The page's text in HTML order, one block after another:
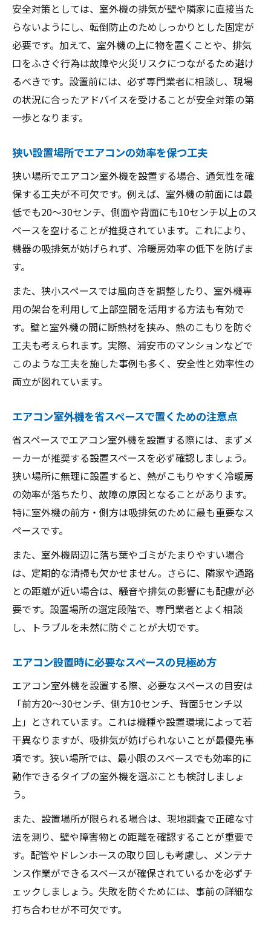
設置場所が限られる場合のエアコン室外機対策
エアコン設置場所が狭い時の現実的な対策
案
室外機の置き場所に困った時のエアコン対
応策
狭小スペース向けエアコン設置工法の基礎
エアコン室外機を無理なく設置する工夫ポ
イント
限られたスペースでエアコンの性能を保つ
方法
エアコンの室外機が置けない時に考えるべき選
択肢
ト
設置不可の場合に検討するエアコンの選択
肢
室外機を置けない時の相談先や解決方法
エアコン設置不可で検討できる代替工法と
は
法
室外機を効率良く使えるエアコン設置のポイン
ト
エアコン室外機の効率を最大化する設置方
法
狭い場所でもエアコンの効果を高める設置
術
エアコンを効率的に使うための室外機位置
選び
設置環境別エアコン効率アップの実践ポイ
ント
室外機の運転効率を左右する設置条件の確
認
狭い住宅でエアコンを快適に使う工夫
エアコン利用時に注意したい室外機の設置
条件
省スペースでもエアコンの快適性を維持す
る方法
方
狭い場所でのエアコン運転時のトラブル予
防策
安全対策としては、室外機の排気が壁や隣家に直接当た
らないようにし、転倒防止のためしっかりとした固定が
必要です。加えて、室外機の上に物を置くことや、排気
口をふさぐ行為は故障や火災リスクにつながるため避け
るべきです。設置前には、必ず専門業者に相談し、現場
の状況に合ったアドバイスを受けることが安全対策の第
一歩となります。
狭い設置場所でエアコンの効率を保つ工夫
狭い場所でエアコン室外機を設置する場合、通気性を確
保する工夫が不可欠です。例えば、室外機の前面には最
低でも20～30センチ、側面や背面にも10センチ以上のス
ペースを空けることが推奨されています。これにより、
機器の吸排気が妨げられず、冷暖房効率の低下を防げま
す。
また、狭小スペースでは風向きを調整したり、室外機専
用の架台を利用して上部空間を活用する方法も有効で
す。壁と室外機の間に断熱材を挟み、熱のこもりを防ぐ
工夫も考えられます。実際、浦安市のマンションなどで
このような工夫を施した事例も多く、安全性と効率性の
両立が図れています。
エアコン室外機を省スペースで置くための注意点
省スペースでエアコン室外機を設置する際には、まずメ
ーカーが推奨する設置スペースを必ず確認しましょう。
狭い場所に無理に設置すると、熱がこもりやすく冷暖房
の効率が落ちたり、故障の原因となることがあります。
特に室外機の前方・側方は吸排気のために最も重要なス
ペースです。
また、室外機周辺に落ち葉やゴミがたまりやすい場合
は、定期的な清掃も欠かせません。さらに、隣家や通路
との距離が近い場合は、騒音や排気の影響にも配慮が必
要です。設置場所の選定段階で、専門業者とよく相談
し、トラブルを未然に防ぐことが大切です。
エアコン設置時に必要なスペースの見極め方
エアコン室外機を設置する際、必要なスペースの目安は
「前方20～30センチ、側方10センチ、背面5センチ以
上」とされています。これは機種や設置環境によって若
干異なりますが、吸排気が妨げられないことが最優先事
項です。狭い場所では、最小限のスペースでも効率的に
動作できるタイプの室外機を選ぶことも検討しましょ
う。
また、設置場所が限られる場合は、現地調査で正確な寸
法を測り、壁や障害物との距離を確認することが重要で
す。配管やドレンホースの取り回しも考慮し、メンテナ
ンス作業ができるスペースが確保されているかを必ずチ
ェックしましょう。失敗を防ぐためには、事前の詳細な
打ち合わせが不可欠です。